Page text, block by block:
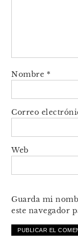
Nombre *
Correo
Web
Guarda mi
este navegador